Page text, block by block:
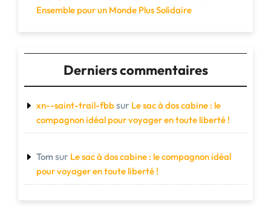
Ensemble pour un Monde Plus Solidaire
Derniers commentaires
xn--saint-trail-fbbsur Le sac à dos cabine : le
compagnon idéal pour voyager en toute liberté !
Tom sur Le sac à dos cabine : le compagnon idéal
pour voyager en toute liberté !